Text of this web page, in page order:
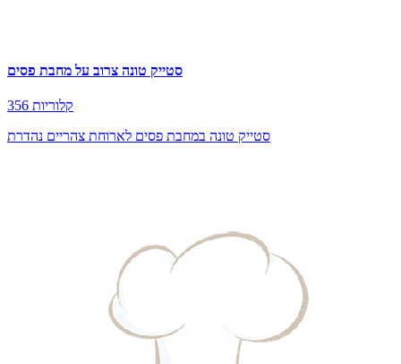
סטייק טונה צרוב על מחבת פסים
356 קלוריות
סטייק טונה במחבת פסים לארוחת צהריים נהדרת